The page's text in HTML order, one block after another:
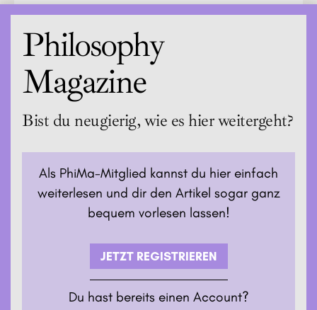
Philosophy
Magazine
Bist du neugierig, wie es hier weitergeht?
Als PhiMa-Mitglied kannst du hier einfach
weiterlesen und dir den Artikel sogar ganz
bequem vorlesen lassen!
JETZT REGISTRIEREN
Du hast bereits einen Account?